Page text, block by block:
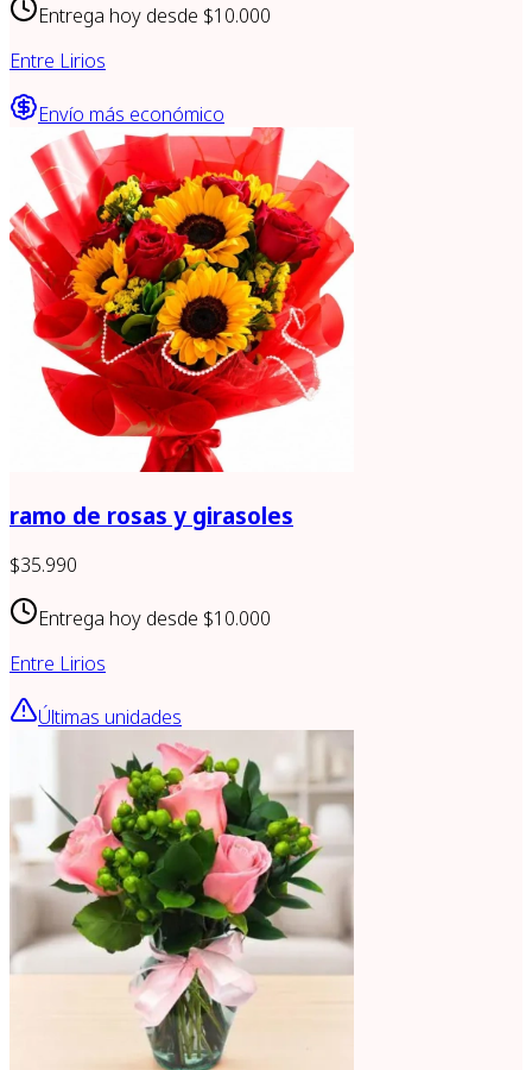
Entrega hoy desde $10.000
Entre Lirios
Envío más económico
ramo de rosas y girasoles
$35.990
Entrega hoy desde $10.000
Entre Lirios
Últimas unidades